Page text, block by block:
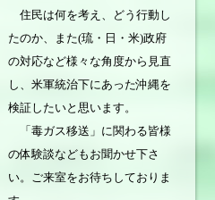
住民は何を考え、どう行動し
たのか、また(琉・日・米)政府
の対応など様々な角度から見直
し、米軍統治下にあった沖縄を
検証したいと思います。
「毒ガス移送」に関わる皆様
の体験談などもお聞かせ下さ
い。ご来室をお待ちしておりま